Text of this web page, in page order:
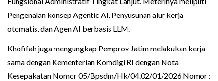
Pengenalan konsep Agentic AI, Penyusunan alur kerja
otomatis, dan Agen AI berbasis LLM.
Khofifah juga mengungkap Pemprov Jatim melakukan kerja
sama dengan Kementerian Komdigi RI dengan Nota
Kesepakatan Nomor 05/Bpsdm/Hk/04.02/01/2026 Nomor :